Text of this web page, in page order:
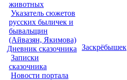
животных
Указатель сюжетов
русских быличек и
бывальщин
(Айвазян, Якимова)
Дневник сказочника
Записки
сказочника
Новости портала
Заскрёбышек